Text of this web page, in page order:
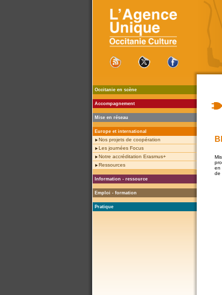
Occitanie en scène
Accompagnement
Mise en réseau
Europe et international
Nos projets de coopération
Les journées Focus
Notre accréditation Erasmus+
Ressources
Information - ressource
Emploi - formation
Pratique
en
de